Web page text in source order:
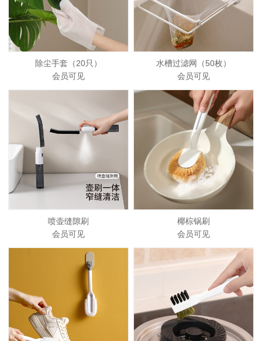
除尘手套（20只）
会员可见
水槽过滤网（50枚）
会员可见
喷壶缝隙刷
会员可见
椰棕锅刷
会员可见